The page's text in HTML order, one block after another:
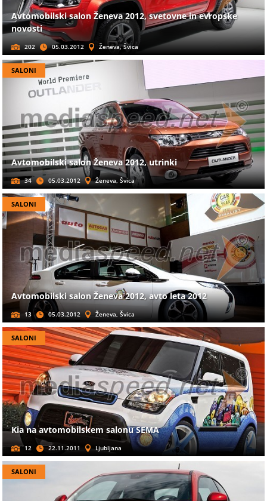
Avtomobilski salon Ženeva 2012, svetovne in evropske
novosti
202 05.03.2012 Ženeva, Švica
SALONI
Avtomobilski salon Ženeva 2012, utrinki
34 05.03.2012 Ženeva, Švica
SALONI
Avtomobilski salon Ženeva 2012, avto leta 2012
13 05.03.2012 Ženeva, Švica
SALONI
Kia na avtomobilskem salonu SEMA
12 22.11.2011 Ljubljana
SALONI